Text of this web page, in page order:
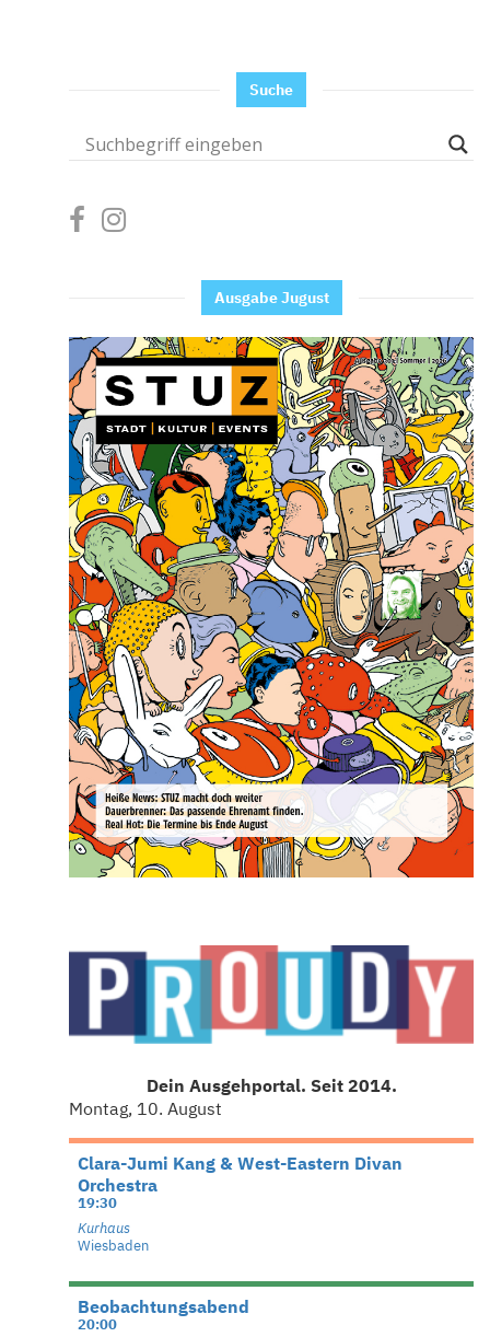
Suche
Ausgabe Jugust
Dein Ausgehportal. Seit 2014.
Montag, 10. August
Clara-Jumi Kang & West-Eastern Divan
Orchestra
19:30
Kurhaus
Wiesbaden
Beobachtungsabend
20:00